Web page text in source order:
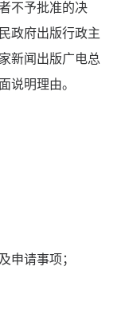
不予批准的决
政府出版行政主
新闻出版广电总
说明理由。
请事项；